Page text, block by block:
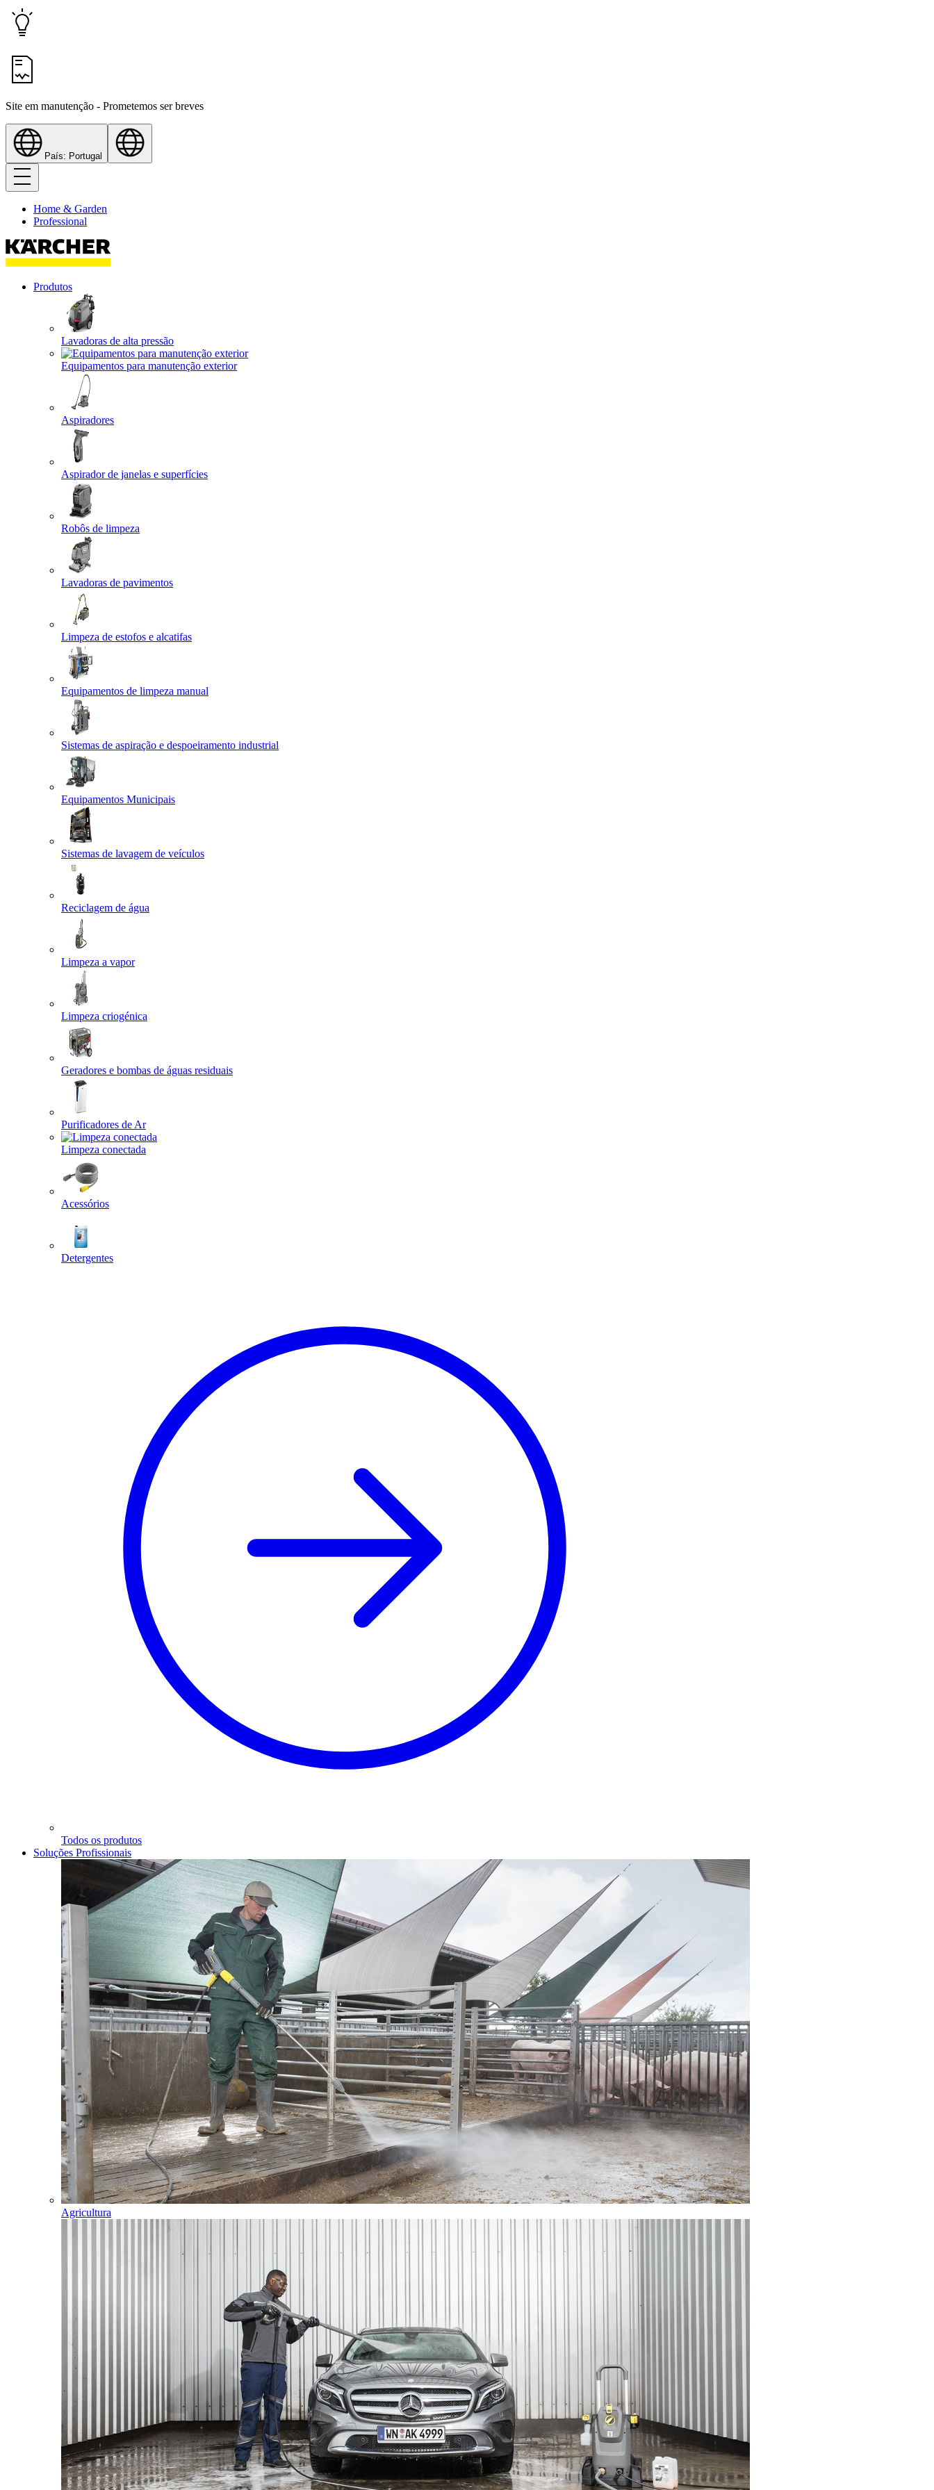
Site em manutenção - Prometemos ser breves
País: Portugal
Home & Garden
Professional
Produtos
Lavadoras de alta pressão
Equipamentos para manutenção exterior
Aspiradores
Aspirador de janelas e superfícies
Robôs de limpeza
Lavadoras de pavimentos
Limpeza de estofos e alcatifas
Equipamentos de limpeza manual
Sistemas de aspiração e despoeiramento industrial
Equipamentos Municipais
Sistemas de lavagem de veículos
Reciclagem de água
Limpeza a vapor
Limpeza criogénica
Geradores e bombas de águas residuais
Purificadores de Ar
Limpeza conectada
Acessórios
Detergentes
Todos os produtos
Soluções Profissionais
Agricultura